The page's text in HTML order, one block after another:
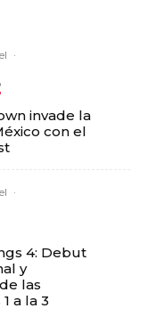
·
invade la
con el
·
4: Debut
y
las
a la 3